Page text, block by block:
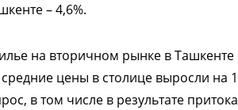
– 4,6%.
на вторичном рынке в Ташкенте
цены в столице выросли на
в том числе в результате